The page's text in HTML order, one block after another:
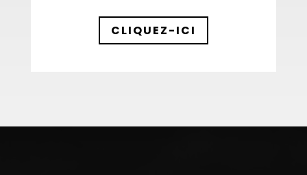
CLIQUEZ-ICI